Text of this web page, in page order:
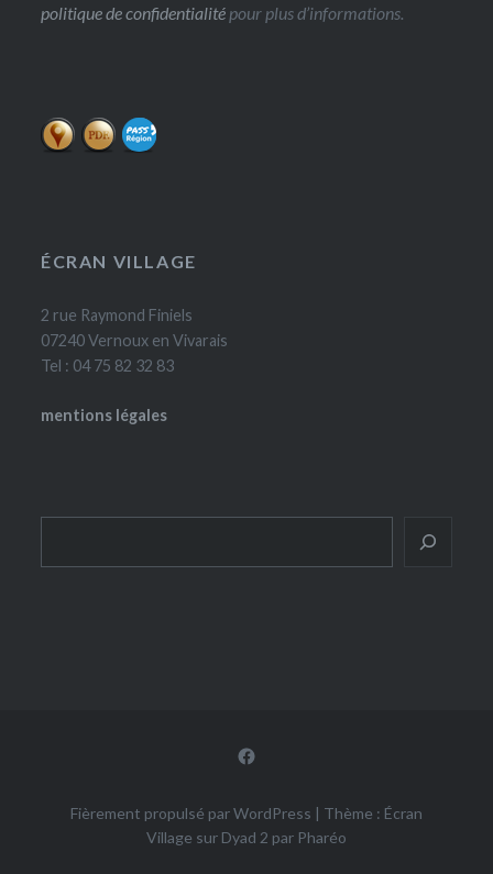
politique de confidentialité pour plus d’informations.
ÉCRAN VILLAGE
2 rue Raymond Finiels
07240 Vernoux en Vivarais
Tel : 04 75 82 32 83
mentions légales
Facebook
Fièrement propulsé par WordPress | Thème : Écran
Village sur Dyad 2 par Pharéo